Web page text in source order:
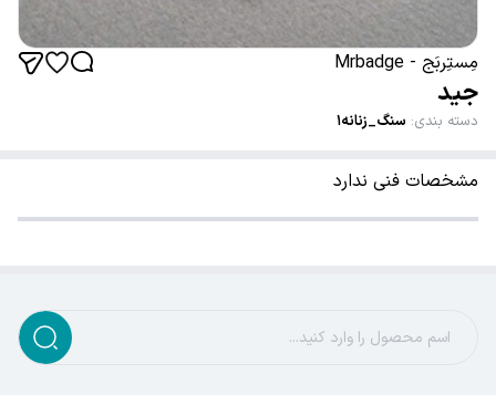
مِستِربَج - Mrbadge
جید
دسته بندی: سنگ_زنانه۱
مشخصات فنی ندارد